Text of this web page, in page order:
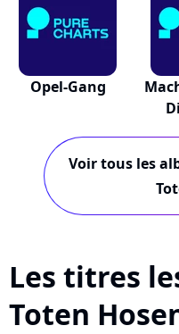
Opel-Gang
Voir tous les
Les titres
Toten